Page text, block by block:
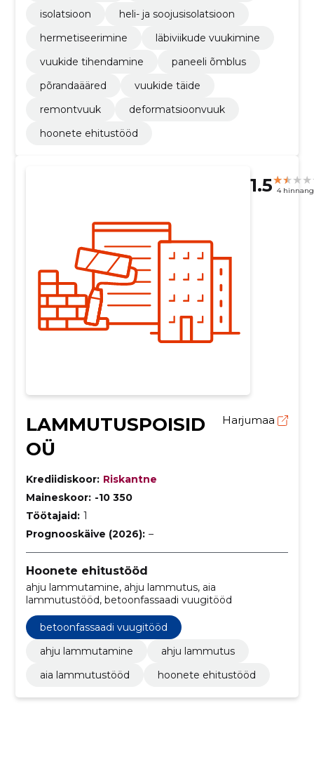
isolatsioon
heli- ja soojusisolatsioon
hermetiseerimine
läbiviikude vuukimine
vuukide tihendamine
paneeli õmblus
põrandaääred
vuukide täide
remontvuuk
deformatsioonvuuk
hoonete ehitustööd
1.5 4
LAMMUTUSPOISID
OÜ
Harjumaa
Krediidiskoor: Riskantne
Maineskoor: -10 350
Töötajaid: 1
Prognooskäive (2026): –
Hoonete ehitustööd
ahju lammutamine, ahju lammutus, aia
lammutustööd, betoonfassaadi vuugitööd
betoonfassaadi vuugitööd
ahju lammutamine
ahju lammutus
aia lammutustööd
hoonete ehitustööd